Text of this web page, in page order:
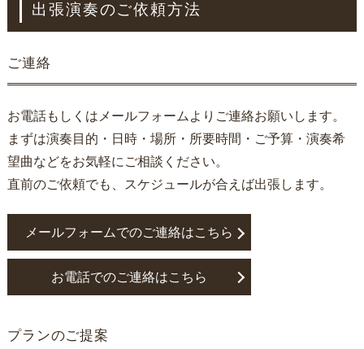
出張演奏のご依頼方法
ご連絡
お電話もしくはメールフォームよりご連絡お願いします。
まずは演奏目的・日時・場所・所要時間・ご予算・演奏希
望曲などをお気軽にご相談ください。
直前のご依頼でも、スケジュールが合えば出張します。
メールフォームでのご連絡はこちら
お電話でのご連絡はこちら
プランのご提案